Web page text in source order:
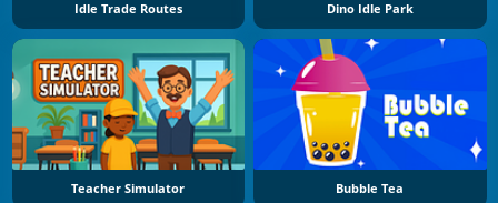
Idle Trade Routes Dino Idle Park
Teacher Simulator Bubble Tea